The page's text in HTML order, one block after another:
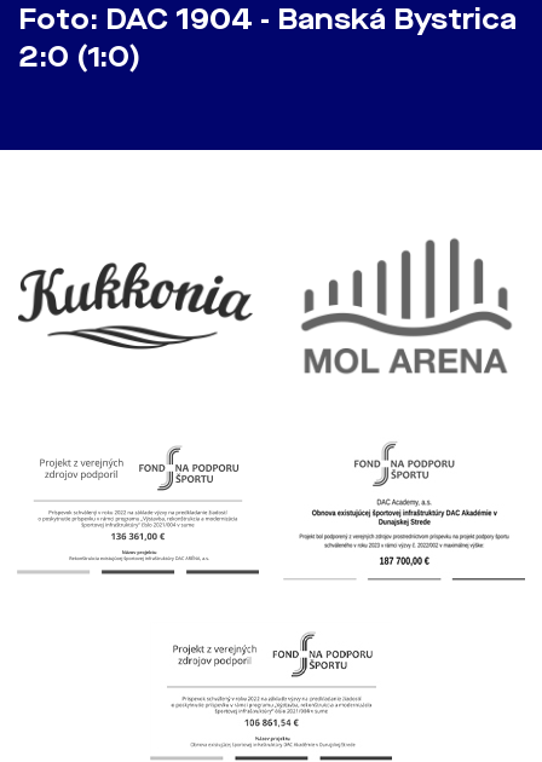
Foto: DAC 1904 - Banská Bystrica
2:0 (1:0)